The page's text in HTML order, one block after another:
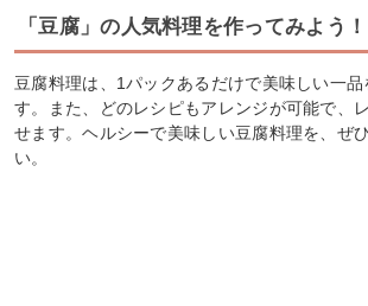
「豆腐」の人気料理を作ってみよう！
豆腐料理は、1パックあるだけで美味しい一品
す。また、どのレシピもアレンジが可能で、
せます。ヘルシーで美味しい豆腐料理を、ぜ
い。